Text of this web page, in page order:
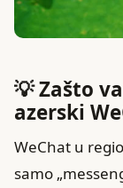
💡 Zašto
azerski
WeChat u
samo